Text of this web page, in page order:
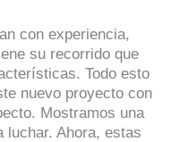
con experiencia,
su recorrido que
Todo esto
nuevo proyecto con
Mostramos una
luchar. Ahora, estas